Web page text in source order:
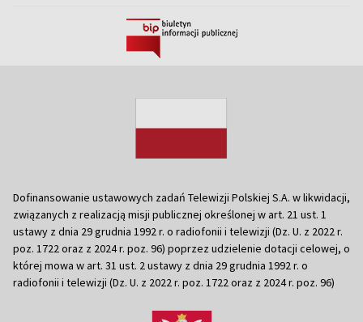
Dofinansowanie ustawowych zadań Telewizji Polskiej S.A. w likwidacji,
związanych z realizacją misji publicznej określonej w art. 21 ust. 1
ustawy z dnia 29 grudnia 1992 r. o radiofonii i telewizji (Dz. U. z 2022 r.
poz. 1722 oraz z 2024 r. poz. 96) poprzez udzielenie dotacji celowej, o
której mowa w art. 31 ust. 2 ustawy z dnia 29 grudnia 1992 r. o
radiofonii i telewizji (Dz. U. z 2022 r. poz. 1722 oraz z 2024 r. poz. 96)